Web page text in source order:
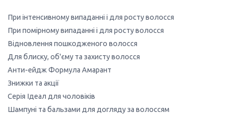
При інтенсивному випаданні і для росту волосся
При помірному випаданні і для росту волосся
Відновлення пошкодженого волосся
Для блиску, об'єму та захисту волосся
Анти-ейдж Формула Амарант
Знижки та акції
Серія Ідеал для чоловіків
Шампуні та бальзами для догляду за волоссям